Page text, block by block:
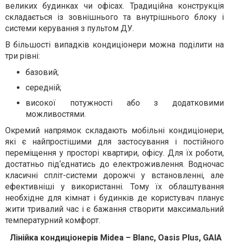
великих будинках чи офісах. Традиційна конструкція
складається із зовнішнього та внутрішнього блоку і
системи керування з пультом ДУ.
В більшості випадків кондиціонери можна поділити на
три рівні:
базовий;
середній;
високої потужності або з додатковими
можливостями.
Окремий напрямок складають мобільні кондиціонери,
які є найпростішими для застосування і постійного
переміщення у просторі квартири, офісу. Для їх роботи,
достатньо під‘єднатись до електроживлення. Водночас
класичні спліт-системи дорожчі у встановленні, але
ефективніші у використанні. Тому їх облаштування
необхідне для кімнат і будинків де користувач планує
жити тривалий час і є бажання створити максимальний
температурний комфорт.
Лінійка кондиціонерів Midea – Blanc, Oasis Plus, GAIA